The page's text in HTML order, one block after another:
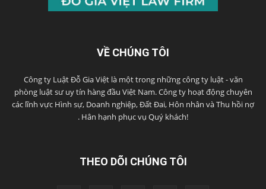
VỀ CHÚNG TÔI
Công ty Luật Đỗ Gia Việt là một trong những công ty luật - văn
phòng luật sư uy tín hàng đầu Việt Nam. Công ty hoạt động chuyên
các lĩnh vực Hình sự, Doanh nghiệp, Đất Đai, Hôn nhân và Thu hồi nợ
. Hân hạnh phục vụ Quý khách!
THEO DÕI CHÚNG TÔI